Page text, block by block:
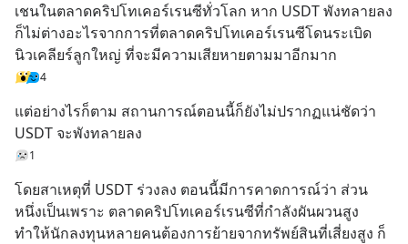
เชนในตลาดคริปโทเคอร์เรนซีทั่วโลก หาก USDT พังทลายลง
ก็ไม่ต่างอะไรจากการที่ตลาดคริปโทเคอร์เรนซีโดนระเบิด
นิวเคลียร์ลูกใหญ่ ที่จะมีความเสียหายตามมาอีกมาก
4
แต่อย่างไรก็ตาม สถานการณ์ตอนนี้ก็ยังไม่ปรากฏแน่ชัดว่า
USDT จะพังทลายลง
1
โดยสาเหตุที่ USDT ร่วงลง ตอนนี้มีการคาดการณ์ว่า ส่วน
หนึ่งเป็นเพราะ ตลาดคริปโทเคอร์เรนซีที่กำลังผันผวนสูง
ทำให้นักลงทุนหลายคนต้องการย้ายจากทรัพย์สินที่เสี่ยงสูง ก็